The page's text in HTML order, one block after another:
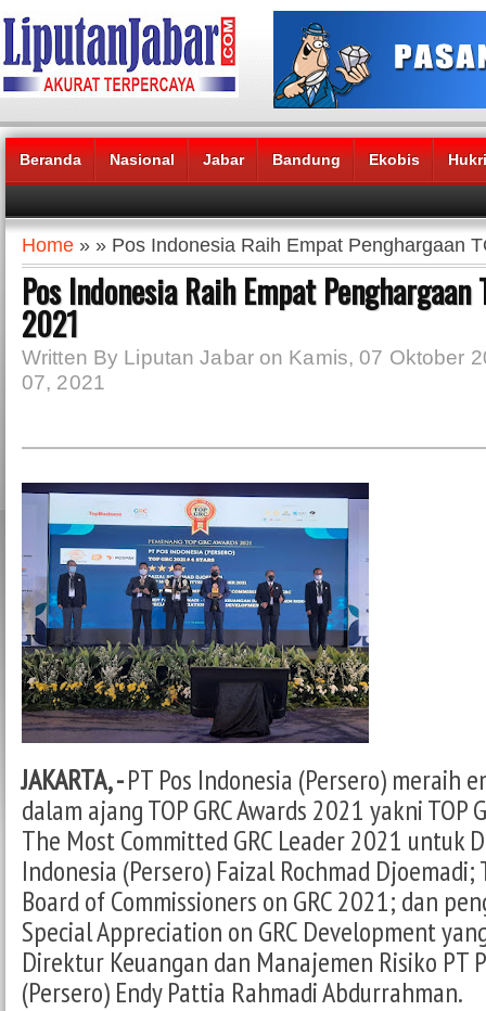
Beranda Nasional Jabar Bandung Ekobis
Headlines News :
Home » » Pos Indonesia Raih Empat Penghargaan
Pos Indonesia Raih Empat Penghargaan
2021
Written By Liputan Jabar on Kamis, 07 Oktober
07, 2021
JAKARTA, -PT Pos Indonesia (Persero) meraih
dalam ajang TOP GRC Awards 2021 yakni TOP
The Most Committed GRC Leader 2021 untuk
Indonesia (Persero) Faizal Rochmad
Board of Commissioners on GRC 2021; dan
Special Appreciation on GRC Development
Direktur Keuangan dan Manajemen Risiko PT
(Persero) Endy Pattia Rahmadi Abdurrahman.